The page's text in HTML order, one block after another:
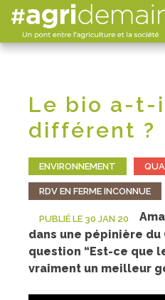
Le bio a-t-
différent ?
ENVIRONNEMENT
RDV EN FERME INCONNUE
PUBLIÉ LE 30 JAN 20
dans une pépinière du
question “Est-ce que
vraiment un meilleur